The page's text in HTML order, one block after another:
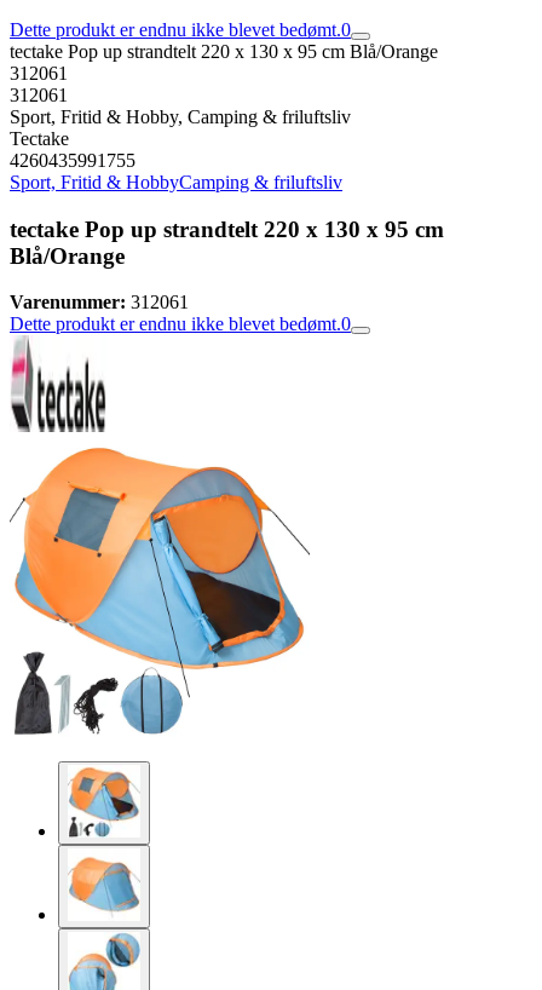
Dette produkt er endnu ikke blevet bedømt.0
tectake Pop up strandtelt 220 x 130 x 95 cm Blå/Orange
312061
312061
Sport, Fritid & Hobby, Camping & friluftsliv
Tectake
4260435991755
Sport, Fritid & HobbyCamping & friluftsliv
tectake Pop up strandtelt 220 x 130 x 95 cm
Blå/Orange
Varenummer: 312061
Dette produkt er endnu ikke blevet bedømt.0